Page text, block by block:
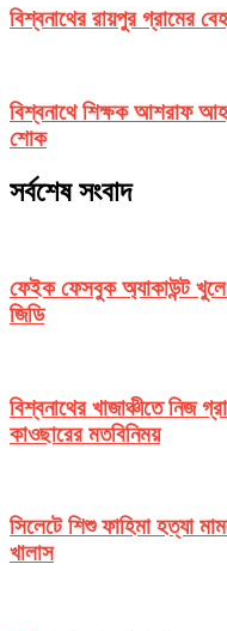
বিশ্বনাথের রায়পুর গ্রামের
বিশ্বনাথে শিক্ষক আশরাফ
শোক
সর্বশেষ সংবাদ
ফেইক ফেসবুক অ্যাকাউন্ট খুলে
জিডি
বিশ্বনাথের খাজাঞ্চীতে নিজ
কাওছারের মতবিনিময়
সিলেটে শিশু ফাহিমা হত্যা
খালাস